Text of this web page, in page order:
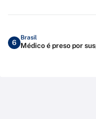
6
Brasil
Médico é preso por